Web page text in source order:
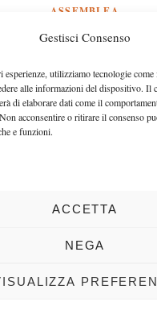
Gestisci Consenso
utilizziamo tecnologie come
alle informazioni del dispositivo. Il
di elaborare dati come il
acconsentire o ritirare il consenso
e funzioni.
ACCETTA
NEGA
ASSEMBLEA
all’unanimità
destinati al territorio
EDITORIALE DIRETTORE
restando
EDITORIALE
Costruire futuro insieme
2025 LA VOCE |PRIVACY
BCC DI BUSTO GAROLFO